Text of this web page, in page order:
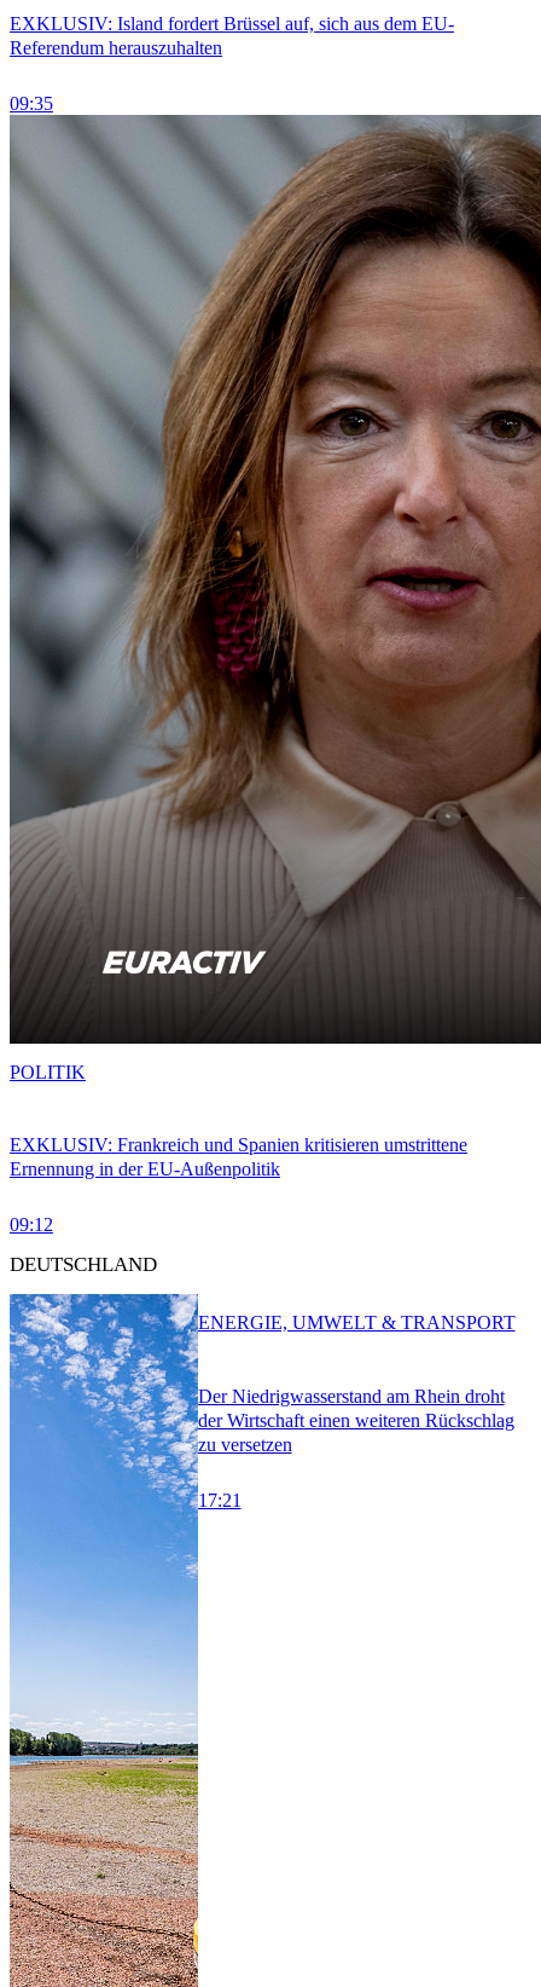
EXKLUSIV: Island fordert Brüssel auf, sich aus dem EU-
Referendum herauszuhalten
09:35
EXKLUSIV: Frankreich und Spanien kritisieren umstrittene
Ernennung in der EU-Außenpolitik
09:12
POLITIK
DEUTSCHLAND
Der Niedrigwasserstand am Rhein droht
der Wirtschaft einen weiteren Rückschlag
zu versetzen
17:21
ENERGIE, UMWELT & TRANSPORT